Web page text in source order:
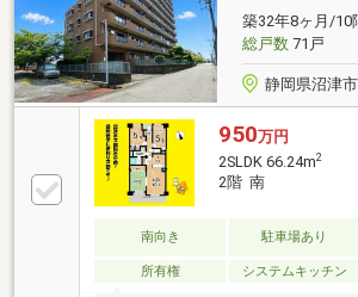
レブン沼津西椎路店様400ｍ（徒歩5
院1300ｍ（徒歩17分）【おすすめ
主につき、仲介
築32年8ヶ月/10
総戸数71戸
静岡県沼津
950万円
2SLDK 66.24m2
2階 南
南向き 駐車場あり
所有権
システムキッチン